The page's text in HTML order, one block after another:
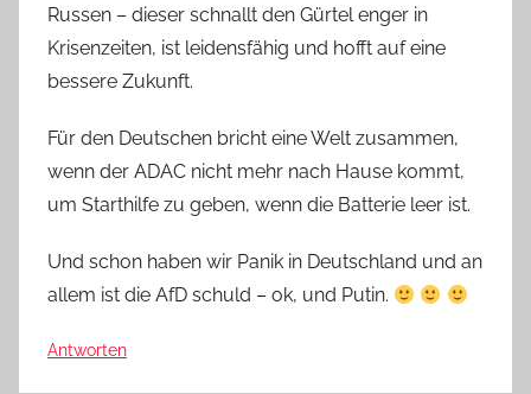
Russen – dieser schnallt den Gürtel enger in
Krisenzeiten, ist leidensfähig und hofft auf eine
bessere Zukunft.
Für den Deutschen bricht eine Welt zusammen,
wenn der ADAC nicht mehr nach Hause kommt,
um Starthilfe zu geben, wenn die Batterie leer ist.
Und schon haben wir Panik in Deutschland und an
allem ist die AfD schuld – ok, und Putin.
Antworten